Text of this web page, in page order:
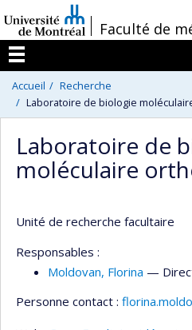
au
contenu
/Faculté de
Menu
Accueil
Recherche
Laboratoire de biologie
Laboratoire de
moléculaire
Unité de recherche facultaire
Responsables :
Moldovan, Florina —
Personne contact :